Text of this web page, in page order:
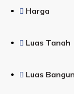
Harga
Luas Tanah
Luas